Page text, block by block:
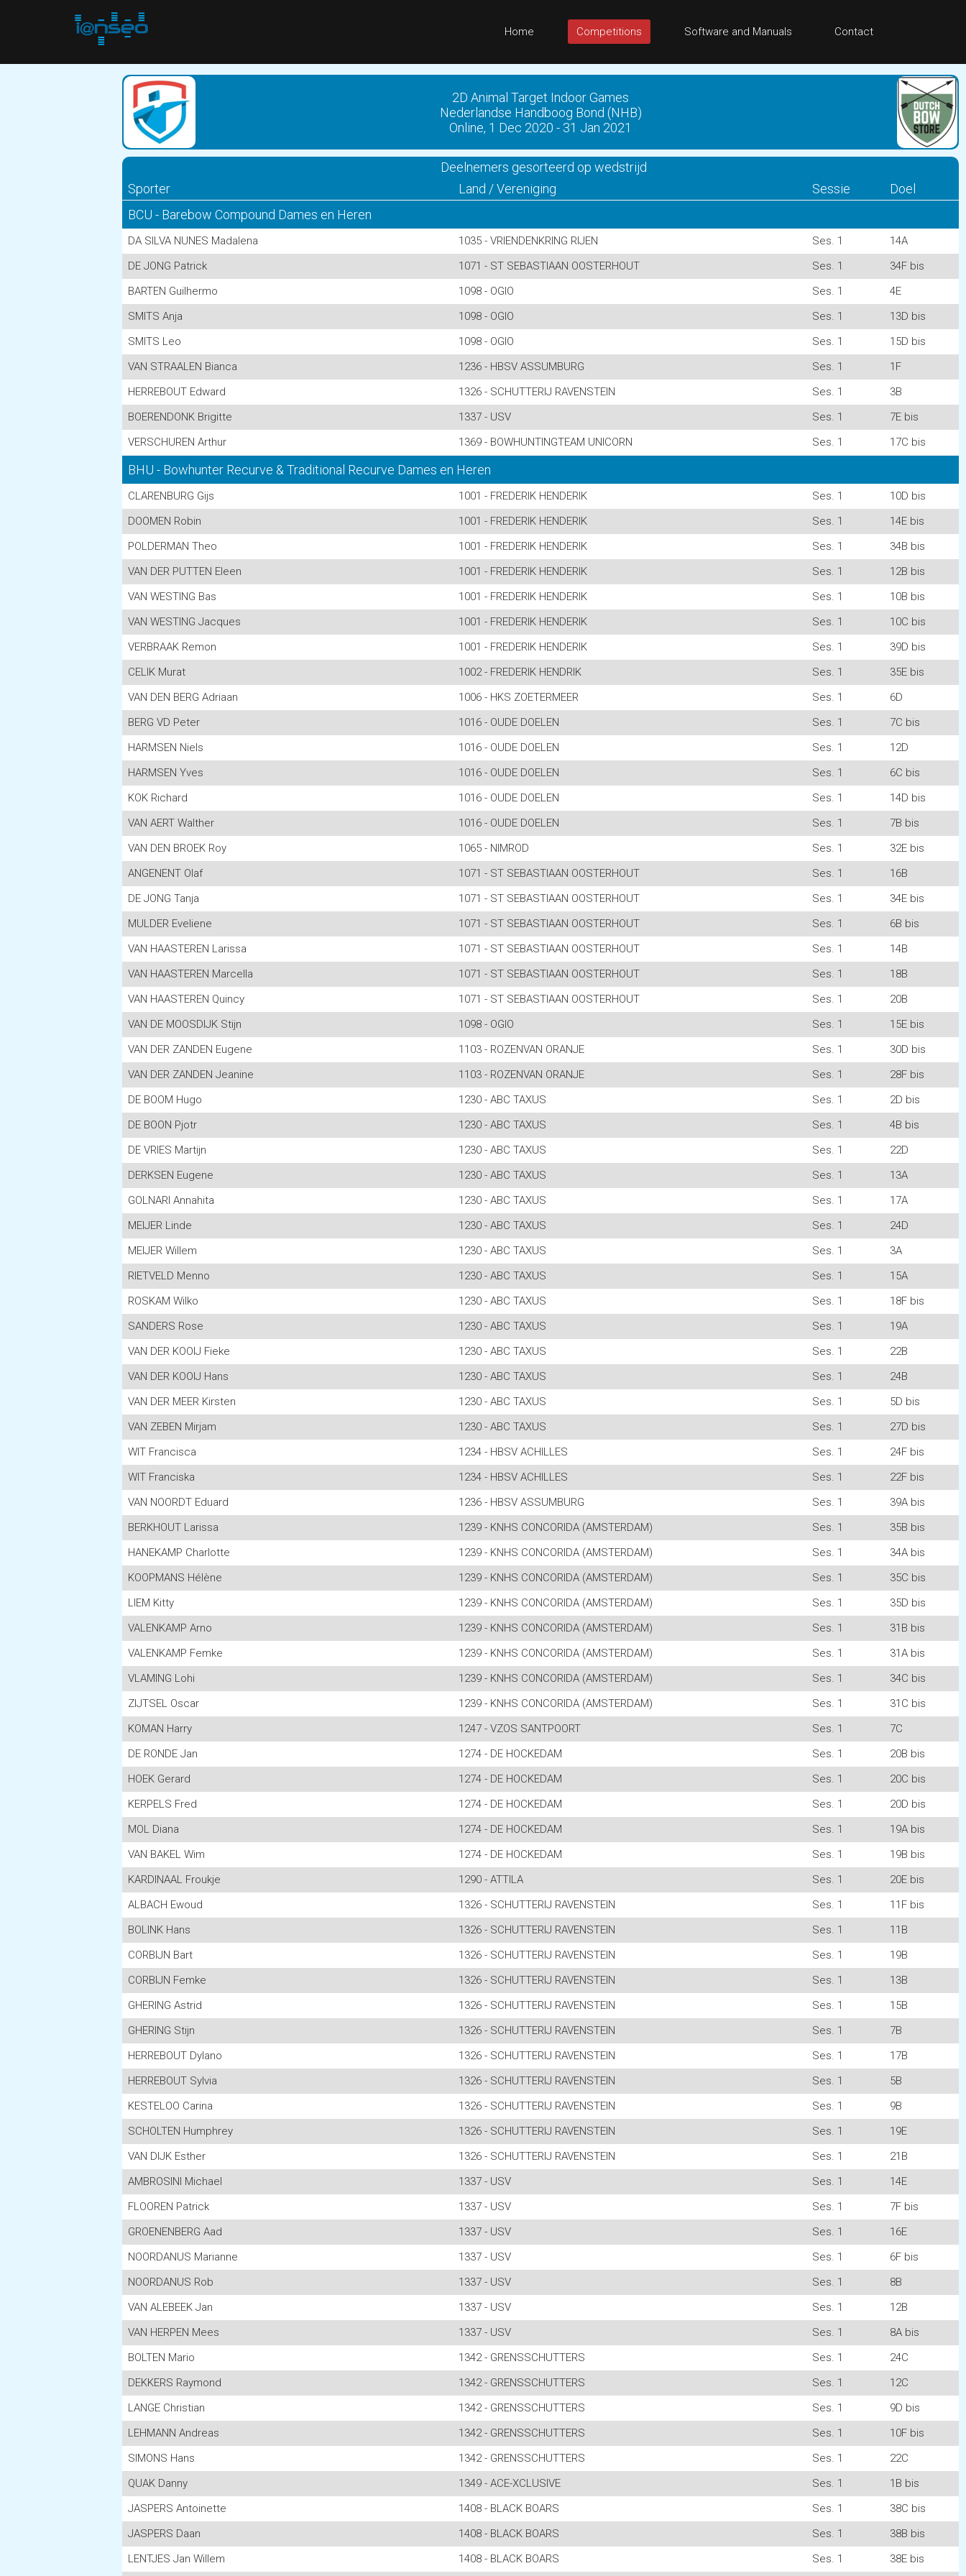
Home Competitions Software and Manuals Contact
2D Animal Target Indoor Games
Nederlandse Handboog Bond (NHB)
Online, 1 Dec 2020 - 31 Jan 2021
Deelnemers gesorteerd op wedstrijd
Sporter
Land / Vereniging Sessie
Doel
BCU - Barebow Compound Dames en Heren
DA SILVA NUNES Madalena 1035 - VRIENDENKRING RIJEN Ses. 1
14A
DE JONG Patrick
1071 - ST SEBASTIAAN OOSTERHOUT Ses. 1
34F bis
BARTEN Guilhermo
1098 - OGIO Ses. 1
4E
SMITS Anja
1098 - OGIO Ses. 1
13D bis
SMITS Leo
1098 - OGIO Ses. 1
15D bis
VAN STRAALEN Bianca
1236 - HBSV ASSUMBURG Ses. 1
1F
HERREBOUT Edward
1326 - SCHUTTERIJ RAVENSTEIN Ses. 1
3B
BOERENDONK Brigitte
1337 - USV Ses. 1
7E bis
VERSCHUREN Arthur
1369 - BOWHUNTINGTEAM UNICORN Ses. 1 17C bis
BHU - Bowhunter Recurve & Traditional Recurve Dames en Heren
CLARENBURG Gijs 1001 - FREDERIK HENDERIK Ses. 1
10D bis
DOOMEN Robin
1001 - FREDERIK HENDERIK Ses. 1
14E bis
POLDERMAN Theo
1001 - FREDERIK HENDERIK Ses. 1
34B bis
VAN DER PUTTEN Eleen
1001 - FREDERIK HENDERIK Ses. 1
12B bis
VAN WESTING Bas
1001 - FREDERIK HENDERIK Ses. 1
10B bis
VAN WESTING Jacques
1001 - FREDERIK HENDERIK Ses. 1
10C bis
VERBRAAK Remon
1001 - FREDERIK HENDERIK Ses. 1
39D bis
CELIK Murat
1002 - FREDERIK HENDRIK Ses. 1
35E bis
VAN DEN BERG Adriaan
1006 - HKS ZOETERMEER Ses. 1
6D
BERG VD Peter
1016 - OUDE DOELEN Ses. 1
7C bis
HARMSEN Niels
1016 - OUDE DOELEN Ses. 1
12D
HARMSEN Yves
1016 - OUDE DOELEN Ses. 1
6C bis
KOK Richard
1016 - OUDE DOELEN Ses. 1
14D bis
VAN AERT Walther
1016 - OUDE DOELEN Ses. 1
7B bis
VAN DEN BROEK Roy
1065 - NIMROD Ses. 1
32E bis
ANGENENT Olaf
1071 - ST SEBASTIAAN OOSTERHOUT Ses. 1
16B
DE JONG Tanja
1071 - ST SEBASTIAAN OOSTERHOUT Ses. 1
34E bis
MULDER Eveliene
1071 - ST SEBASTIAAN OOSTERHOUT Ses. 1
6B bis
VAN HAASTEREN Larissa
1071 - ST SEBASTIAAN OOSTERHOUT Ses. 1
14B
VAN HAASTEREN Marcella
1071 - ST SEBASTIAAN OOSTERHOUT Ses. 1
18B
VAN HAASTEREN Quincy
1071 - ST SEBASTIAAN OOSTERHOUT Ses. 1
20B
VAN DE MOOSDIJK Stijn
1098 - OGIO Ses. 1
15E bis
VAN DER ZANDEN Eugene
1103 - ROZENVAN ORANJE Ses. 1
30D bis
VAN DER ZANDEN Jeanine
1103 - ROZENVAN ORANJE Ses. 1
28F bis
DE BOOM Hugo
1230 - ABC TAXUS Ses. 1
2D bis
DE BOON Pjotr
1230 - ABC TAXUS Ses. 1
4B bis
DE VRIES Martijn
1230 - ABC TAXUS Ses. 1
22D
DERKSEN Eugene
1230 - ABC TAXUS Ses. 1
13A
GOLNARI Annahita
1230 - ABC TAXUS Ses. 1
17A
MEIJER Linde
1230 - ABC TAXUS Ses. 1
24D
MEIJER Willem
1230 - ABC TAXUS Ses. 1
3A
RIETVELD Menno
1230 - ABC TAXUS Ses. 1
15A
ROSKAM Wilko
1230 - ABC TAXUS Ses. 1
18F bis
SANDERS Rose
1230 - ABC TAXUS Ses. 1
19A
VAN DER KOOIJ Fieke
1230 - ABC TAXUS Ses. 1
22B
VAN DER KOOIJ Hans
1230 - ABC TAXUS Ses. 1
24B
VAN DER MEER Kirsten
1230 - ABC TAXUS Ses. 1
5D bis
VAN ZEBEN Mirjam
1230 - ABC TAXUS Ses. 1
27D bis
WIT Francisca
1234 - HBSV ACHILLES Ses. 1
24F bis
WIT Franciska
1234 - HBSV ACHILLES Ses. 1
22F bis
VAN NOORDT Eduard
1236 - HBSV ASSUMBURG Ses. 1
39A bis
BERKHOUT Larissa
1239 - KNHS CONCORIDA (AMSTERDAM) Ses. 1
35B bis
HANEKAMP Charlotte
1239 - KNHS CONCORIDA (AMSTERDAM) Ses. 1
34A bis
KOOPMANS Hélène
1239 - KNHS CONCORIDA (AMSTERDAM) Ses. 1
35C bis
LIEM Kitty
1239 - KNHS CONCORIDA (AMSTERDAM) Ses. 1
35D bis
VALENKAMP Arno
1239 - KNHS CONCORIDA (AMSTERDAM) Ses. 1
31B bis
VALENKAMP Femke
1239 - KNHS CONCORIDA (AMSTERDAM) Ses. 1
31A bis
VLAMING Lohi
1239 - KNHS CONCORIDA (AMSTERDAM) Ses. 1
34C bis
ZIJTSEL Oscar
1239 - KNHS CONCORIDA (AMSTERDAM) Ses. 1
31C bis
KOMAN Harry
1247 - VZOS SANTPOORT Ses. 1
7C
DE RONDE Jan
1274 - DE HOCKEDAM Ses. 1
20B bis
HOEK Gerard
1274 - DE HOCKEDAM Ses. 1
20C bis
KERPELS Fred
1274 - DE HOCKEDAM Ses. 1
20D bis
MOL Diana
1274 - DE HOCKEDAM Ses. 1
19A bis
VAN BAKEL Wim
1274 - DE HOCKEDAM Ses. 1
19B bis
KARDINAAL Froukje
1290 - ATTILA Ses. 1
20E bis
ALBACH Ewoud
1326 - SCHUTTERIJ RAVENSTEIN Ses. 1
11F bis
BOLINK Hans
1326 - SCHUTTERIJ RAVENSTEIN Ses. 1
11B
CORBIJN Bart
1326 - SCHUTTERIJ RAVENSTEIN Ses. 1
19B
CORBIJN Femke
1326 - SCHUTTERIJ RAVENSTEIN Ses. 1
13B
GHERING Astrid
1326 - SCHUTTERIJ RAVENSTEIN Ses. 1
15B
GHERING Stijn
1326 - SCHUTTERIJ RAVENSTEIN Ses. 1
7B
HERREBOUT Dylano
1326 - SCHUTTERIJ RAVENSTEIN Ses. 1
17B
HERREBOUT Sylvia
1326 - SCHUTTERIJ RAVENSTEIN Ses. 1
5B
KESTELOO Carina
1326 - SCHUTTERIJ RAVENSTEIN Ses. 1
9B
SCHOLTEN Humphrey
1326 - SCHUTTERIJ RAVENSTEIN Ses. 1
19E
VAN DIJK Esther
1326 - SCHUTTERIJ RAVENSTEIN Ses. 1
21B
AMBROSINI Michael
1337 - USV Ses. 1
14E
FLOOREN Patrick
1337 - USV Ses. 1
7F bis
GROENENBERG Aad
1337 - USV Ses. 1
16E
NOORDANUS Marianne
1337 - USV Ses. 1
6F bis
NOORDANUS Rob
1337 - USV Ses. 1
8B
VAN ALEBEEK Jan
1337 - USV Ses. 1
12B
VAN HERPEN Mees
1337 - USV Ses. 1
8A bis
BOLTEN Mario
1342 - GRENSSCHUTTERS Ses. 1
24C
DEKKERS Raymond
1342 - GRENSSCHUTTERS Ses. 1
12C
LANGE Christian
1342 - GRENSSCHUTTERS Ses. 1
9D bis
LEHMANN Andreas
1342 - GRENSSCHUTTERS Ses. 1
10F bis
SIMONS Hans
1342 - GRENSSCHUTTERS Ses. 1
22C
QUAK Danny
1349 - ACE-XCLUSIVE Ses. 1
1B bis
JASPERS Antoinette
1408 - BLACK BOARS Ses. 1
38C bis
JASPERS Daan
1408 - BLACK BOARS Ses. 1
38B bis
LENTJES Jan Willem
1408 - BLACK BOARS Ses. 1 38E bis